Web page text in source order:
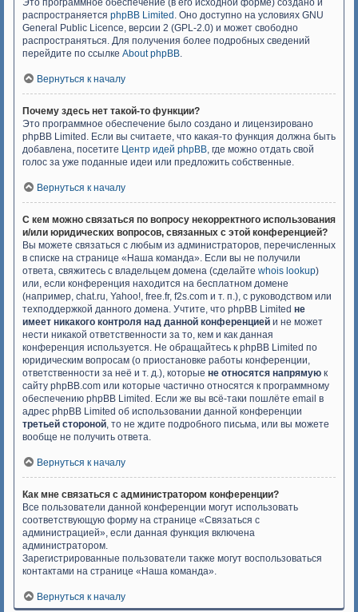
Это программное обеспечение (в его исходной форме) создано и
распространяется phpBB Limited . Оно доступно на условиях GNU
General Public Licence, версии 2 (GPL-2.0) и может свободно
распространяться. Для получения более подробных сведений
перейдите по ссылке About phpBB.
Вернуться к началу
Почему здесь нет такой-то функции?
Это программное обеспечение было создано и лицензировано
phpBB Limited. Если вы считаете, что какая-то функция должна быть
добавлена, посетите Центр идей phpBB, где можно отдать свой
голос за уже поданные идеи или предложить собственные.
Вернуться к началу
С кем можно связаться по вопросу некорректного использования
и/или юридических вопросов, связанных с этой конференцией?
Вы можете связаться с любым из администраторов, перечисленных
в списке на странице «Наша команда». Если вы не получили
ответа, свяжитесь с владельцем домена (сделайте whois lookup)
или, если конференция находится на бесплатном домене
(например, chat.ru, Yahoo!, free.fr, f2s.com и т. п.), с руководством или
техподдержкой данного домена. Учтите, что phpBB Limited не
имеет никакого контроля над данной конференцией и не может
нести никакой ответственности за то, кем и как данная
конференция используется. Не обращайтесь к phpBB Limited по
юридическим вопросам (о приостановке работы конференции,
ответственности за неё и т. д.), которые не относятся напрямую к
сайту phpBB.com или которые частично относятся к программному
обеспечению phpBB Limited. Если же вы всё-таки пошлёте email в
адрес phpBB Limited об использовании данной конференции
третьей стороной, то не ждите подробного письма, или вы можете
вообще не получить ответа.
Вернуться к началу
Как мне связаться с администратором конференции?
Все пользователи данной конференции могут использовать
соответствующую форму на странице «Связаться с
администрацией», если данная функция включена
администратором.
Зарегистрированные пользователи также могут воспользоваться
контактами на странице «Наша команда».
Вернуться к началу